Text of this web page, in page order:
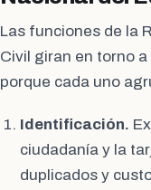
Las funciones de la
Civil giran en torno
porque cada uno
Identificación.
ciudadanía y la
duplicados y